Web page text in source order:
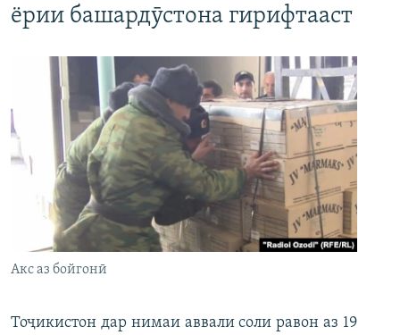
ёрии башардӯстона гирифтааст
Акс аз бойгонӣ
Тоҷикистон дар нимаи аввали соли равон аз 19